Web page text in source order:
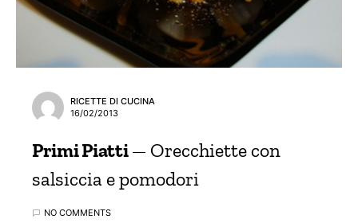
RICETTE DI CUCINA
16/02/2013
Primi Piatti
Orecchiette con
salsiccia e pomodori
NO COMMENTS